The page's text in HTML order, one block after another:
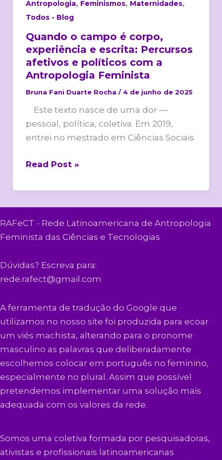
Antropologia, Feminismos, Maternidades,
Todos - Blog
Quando o campo é corpo,
experiência e escrita: Percursos
afetivos e políticos com a
Antropologia Feminista
Bruna Fani Duarte Rocha / 4 de junho de 2025
Este texto nasce de uma dor —
pessoal, política, coletiva. Em 2019,
entrei no mestrado em Ciências Sociais
Read Post »
RAFeCT - Rede Latinoamericana de Antropologia
Feminista das Ciências e Tecnologias
Dúvidas? Escreva para:
rede.rafect@gmail.com
A ferramenta de tradução do Google que
utilizamos no nosso site foi produzida para ecoar
um viés machista, alterando para o pronome
masculino as palavras que deliberadamente
escolhemos colocar em português no feminino,
especialmente no plural. Assim que possível
pretendemos implementar uma solução mais
adequada com os valores da rede.
Somos uma coletiva formada por pesquisadoras,
ativistas e profissionais latinoamericanas